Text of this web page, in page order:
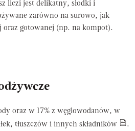
liczi jest delikatny, słodki i
zarówno na surowo, jak
oraz gotowanej (np. na kompot).
oraz w 17% z węglowodanów, w
tłuszczów i innych składników
.